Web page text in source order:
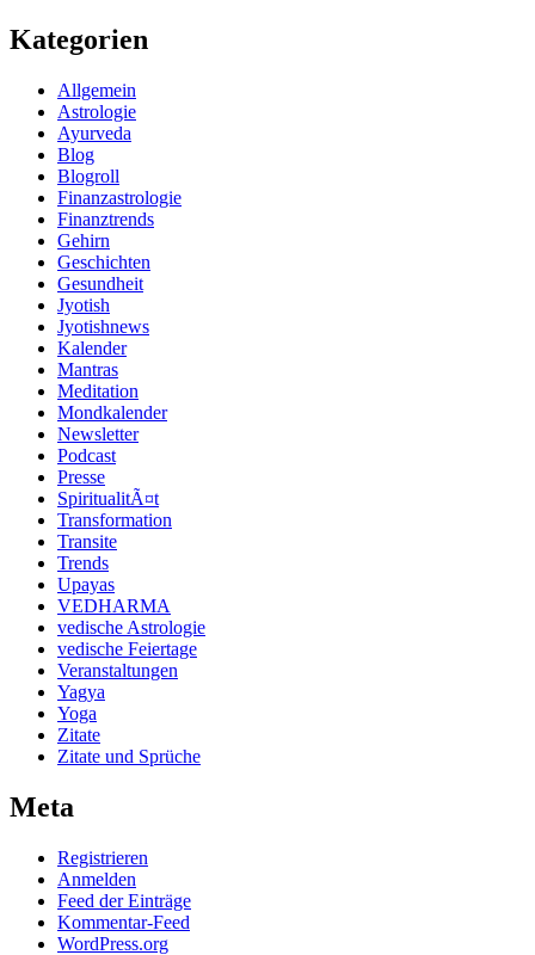
Kategorien
Allgemein
Astrologie
Ayurveda
Blog
Blogroll
Finanzastrologie
Finanztrends
Gehirn
Geschichten
Gesundheit
Jyotish
Jyotishnews
Kalender
Mantras
Meditation
Mondkalender
Newsletter
Podcast
Presse
SpiritualitÃ¤t
Transformation
Transite
Trends
Upayas
VEDHARMA
vedische Astrologie
vedische Feiertage
Veranstaltungen
Yagya
Yoga
Zitate
Zitate und Sprüche
Meta
Registrieren
Anmelden
Feed der Einträge
Kommentar-Feed
WordPress.org